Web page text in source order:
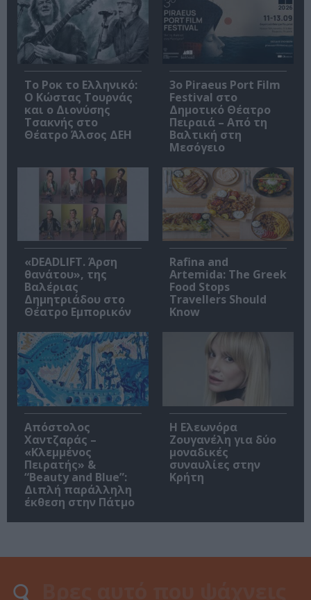
Το Ροκ το Ελληνικό:
Ο Κώστας Τουρνάς
και ο Διονύσης
Τσακνής στο
Θέατρο Άλσος ΔΕΗ
3o Piraeus Port Film
Festival στο
Δημοτικό Θέατρο
Πειραιά – Από τη
Βαλτική στη
Μεσόγειο
«DEADLIFT. Άρση
θανάτου», της
Βαλέριας
Δημητριάδου στο
Θέατρο Εμπορικόν
Rafina and
Artemida: The Greek
Food Stops
Travellers Should
Know
Απόστολος
Χαντζαράς –
«Κλεμμένος
Πειρατής» &
“Beauty and Blue”:
Διπλή παράλληλη
έκθεση στην Πάτμο
Η Ελεωνόρα
Ζουγανέλη για δύο
μοναδικές
συναυλίες στην
Κρήτη